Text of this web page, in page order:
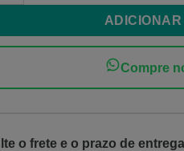
Compre
o frete e o prazo de